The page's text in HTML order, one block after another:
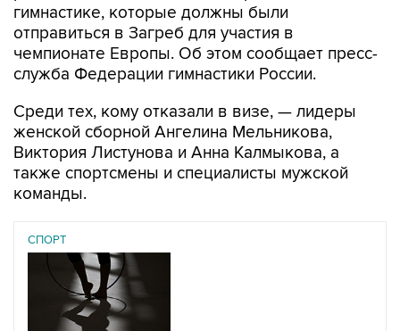
гимнастике, которые должны были
отправиться в Загреб для участия в
чемпионате Европы. Об этом сообщает пресс-
служба Федерации гимнастики России.
Среди тех, кому отказали в визе, — лидеры
женской сборной Ангелина Мельникова,
Виктория Листунова и Анна Калмыкова, а
также спортсмены и специалисты мужской
команды.
СПОРТ